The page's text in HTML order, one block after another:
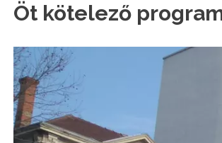
Öt kötelező